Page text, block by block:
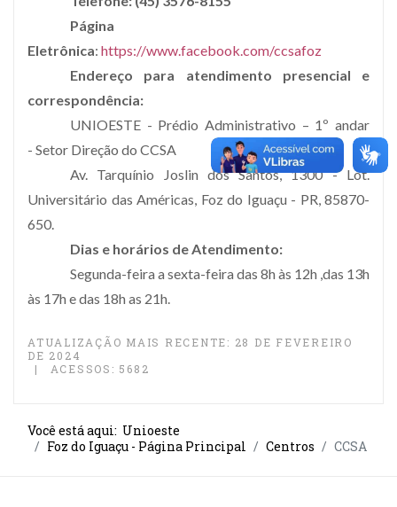
Página
Eletrônica: https://www.facebook.com/ccsafoz
Endereço para atendimento presencial e
correspondência:
UNIOESTE - Prédio Administrativo – 1º andar
- Setor Direção do CCSA
Av. Tarquínio Joslin dos Santos, 1300 - Lot.
Universitário das Américas, Foz do Iguaçu - PR, 85870-
650.
Dias e horários de Atendimento:
Segunda-feira a sexta-feira das 8h às 12h ,das 13h
às 17h e das 18h as 21h.
ATUALIZAÇÃO MAIS RECENTE: 28 DE FEVEREIRO
DE 2024
ACESSOS: 5682
Você está aqui: Unioeste
Foz do Iguaçu - Página Principal
Centros CCSA